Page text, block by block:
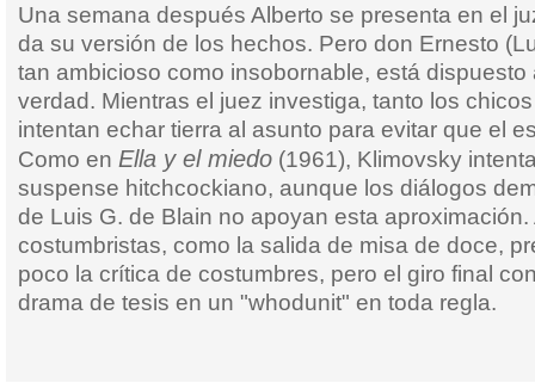
Una semana después Alberto se presenta en el
da su versión de los hechos. Pero don Ernesto
tan ambicioso como insobornable, está dispuesto
verdad. Mientras el juez investiga, tanto los
intentan echar tierra al asunto para evitar que el
Como en Ella y el miedo (1961), Klimovsky
suspense hitchcockiano, aunque los diálogos
de Luis G. de Blain no apoyan esta aproximación.
costumbristas, como la salida de misa de doce,
poco la crítica de costumbres, pero el giro final
drama de tesis en un "whodunit" en toda regla.